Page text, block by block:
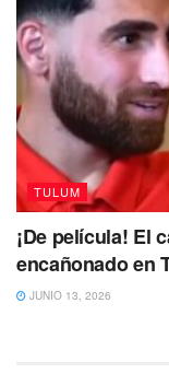
TULUM
¡De película! El
encañonado en
JUNIO 13, 2026